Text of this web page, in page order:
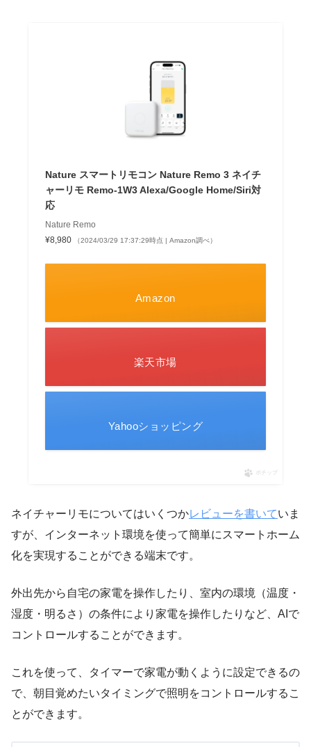
Nature スマートリモコン Nature Remo 3 ネイチ
ャーリモ Remo-1W3 Alexa/Google Home/Siri対
応
Nature Remo
¥8,980
（2024/03/29 17:37:29時点 | Amazon調べ）
Amazon
楽天市場
Yahooショッピング
ポチップ
ネイチャーリモについてはいくつかレビューを書いていま
すが、インターネット環境を使って簡単にスマートホーム
化を実現することができる端末です。
外出先から自宅の家電を操作したり、室内の環境（温度・
湿度・明るさ）の条件により家電を操作したりなど、AIで
コントロールすることができます。
これを使って、タイマーで家電が動くように設定できるの
で、朝目覚めたいタイミングで照明をコントロールするこ
とができます。